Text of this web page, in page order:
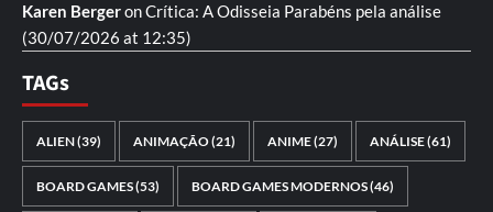
Karen BergeronCrítica: A Odisseia Parabéns pela análise
(30/07/2026 at 12:35)
TAGs
ALIEN(39) ANIMAÇÃO(21) ANIME(27) ANÁLISE(61)
BOARD GAMES(53) BOARD GAMES MODERNOS(46)